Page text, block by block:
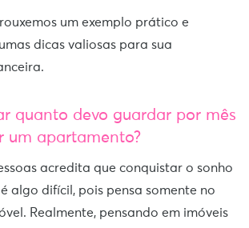
um exemplo prático e
dicas valiosas para sua
quanto devo guardar por mês
um apartamento?
acredita que conquistar o sonho
algo difícil, pois pensa somente no
Realmente, pensando em imóveis